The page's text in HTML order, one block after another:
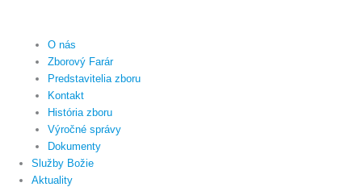
O nás
Zborový Farár
Predstavitelia zboru
Kontakt
História zboru
Výročné správy
Dokumenty
Služby Božie
Aktuality